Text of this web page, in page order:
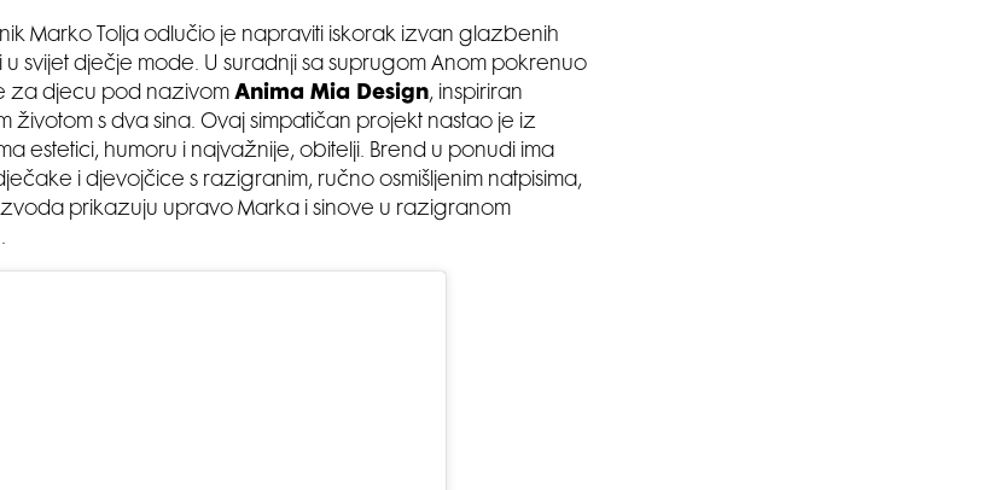
Marko Tolja odlučio je napraviti iskorak izvan glazbenih
svijet dječje mode. U suradnji sa suprugom Anom pokrenuo
za djecu pod nazivom Anima Mia Design, inspiriran
životom s dva sina. Ovaj simpatičan projekt nastao je iz
estetici, humoru i najvažnije, obitelji. Brend u ponudi ima
i djevojčice s razigranim, ručno osmišljenim natpisima,
prikazuju upravo Marka i sinove u razigranom